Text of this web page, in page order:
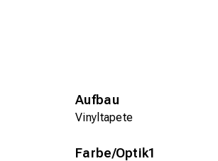
Aufbau
Vinyltapete
Farbe/Optik1